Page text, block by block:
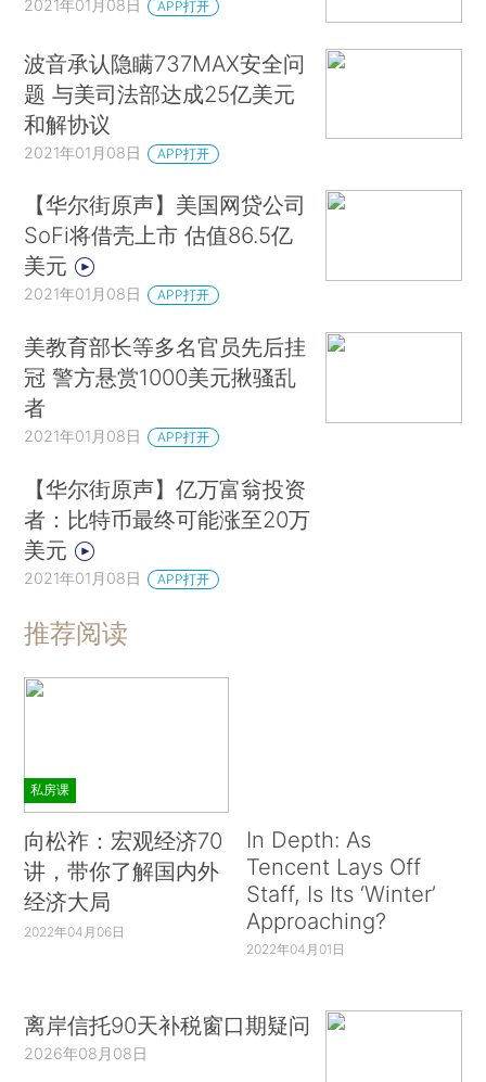
2021年01月08日 APP打开
波音承认隐瞒737MAX安全问
题 与美司法部达成25亿美元
和解协议
2021年01月08日 APP打开
【华尔街原声】美国网贷公司
SoFi将借壳上市 估值86.5亿
美元
2021年01月08日 APP打开
美教育部长等多名官员先后挂
冠 警方悬赏1000美元揪骚乱
者
2021年01月08日 APP打开
【华尔街原声】亿万富翁投资
者：比特币最终可能涨至20万
美元
2021年01月08日 APP打开
推荐阅读
私房课
向松祚：宏观经济70
讲，带你了解国内外
经济大局
2022年04月06日
In Depth: As
Tencent Lays Off
Staff, Is Its ‘Winter’
Approaching?
2022年04月01日
离岸信托90天补税窗口期疑问
2026年08月08日